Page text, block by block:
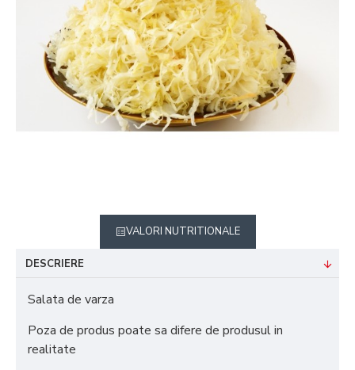
VALORI NUTRITIONALE
DESCRIERE
Salata de varza
Poza de produs poate sa difere de produsul in
realitate